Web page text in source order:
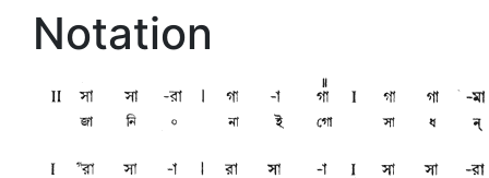
Notation